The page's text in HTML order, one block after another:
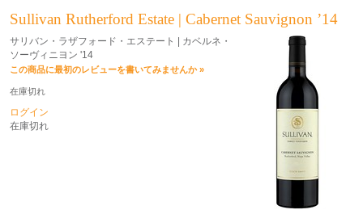
Sullivan Rutherford Estate | Cabernet Sauvignon ’14
サリバン・ラザフォード・エステート | カベルネ・
ソーヴィニヨン '14
この商品に最初のレビューを書いてみませんか »
在庫切れ
ログイン
在庫切れ